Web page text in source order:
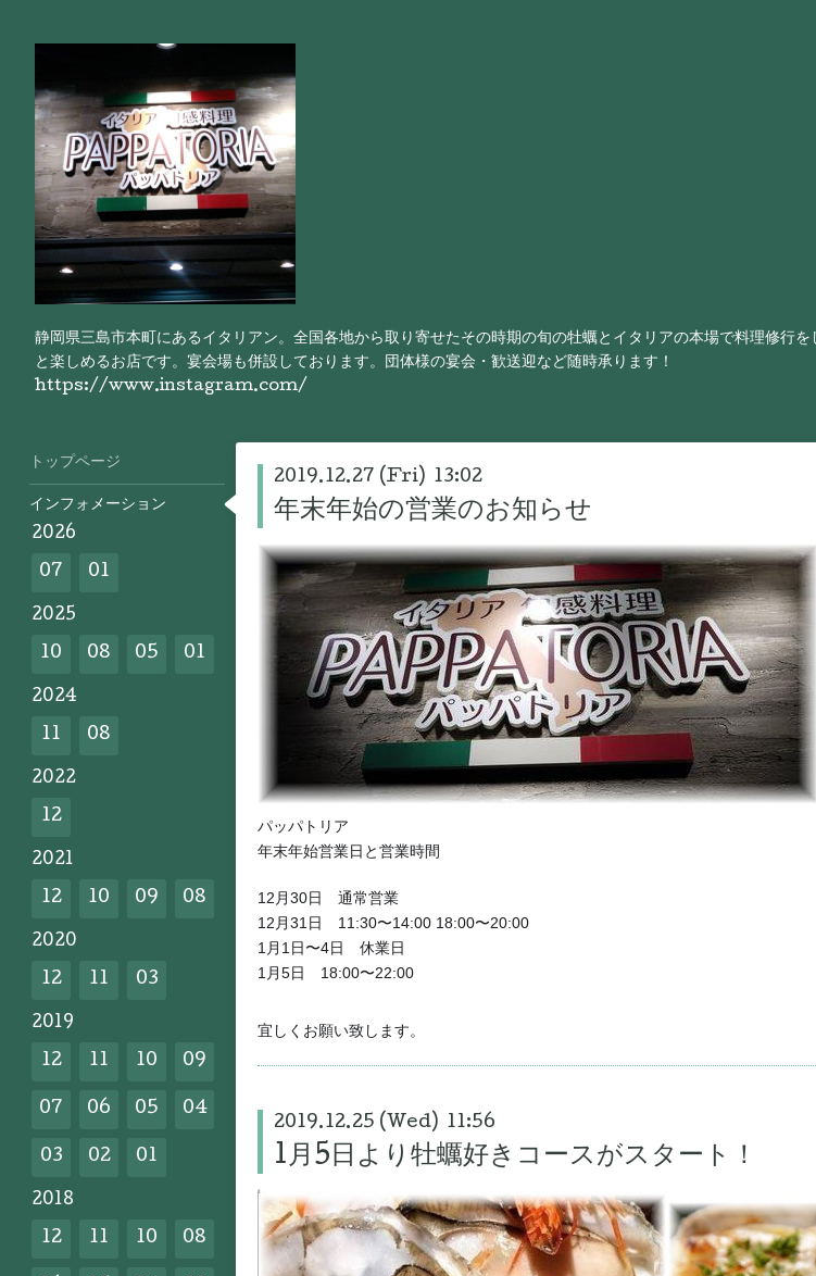
静岡県三島市本町にあるイタリアン。全国各地から取り寄せたその時期の旬の牡蠣とイタリアの本場で料理修行
と楽しめるお店です。宴会場も併設しております。団体様の宴会・歓送迎など随時承ります！
https://www.instagram.com/
2019.12.27 (Fri) 13:02
年末年始の営業のお知らせ
パッパトリア
年末年始営業日と営業時間
12月30日 通常営業
12月31日 11:30〜14:00 18:00〜20:00
1月1日〜4日 休業日
1月5日 18:00〜22:00
宜しくお願い致します。
2019.12.25 (Wed) 11:56
1月5日より牡蠣好きコースがスタート！
トップページ
インフォメーション
2026
07 01
2025
10 08 05 01
2024
11 08
2022
12
2021
12 10 09 08
2020
12 11 03
2019
12 11 10 09
07 06 05 04
03 02 01
2018
12 11 10 08